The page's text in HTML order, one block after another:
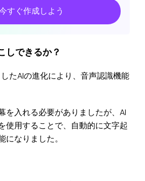
すぐ作成しよう
しできるか？
たAIの進化により、音声認識機能
を入れる必要がありましたが、AI
使用することで、自動的に文字起
になりました。